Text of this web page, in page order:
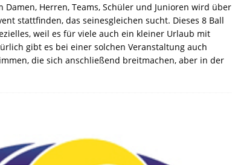
Damen, Herren, Teams, Schüler und Junioren wird über
stattfinden, das seinesgleichen sucht. Dieses 8 Ball
weil es für viele auch ein kleiner Urlaub mit
gibt es bei einer solchen Veranstaltung auch
die sich anschließend breitmachen, aber in der